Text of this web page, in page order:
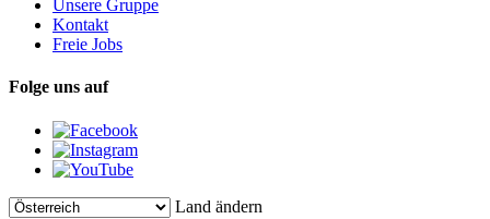
Unsere Gruppe
Kontakt
Freie Jobs
Folge uns auf
Land ändern